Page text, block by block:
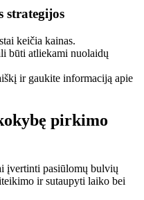
strategijos
keičia kainas.
būti atliekami nuolaidų
ir gaukite informaciją apie
pirkimo
įvertinti pasiūlomų bulvių
ir sutaupyti laiko bei